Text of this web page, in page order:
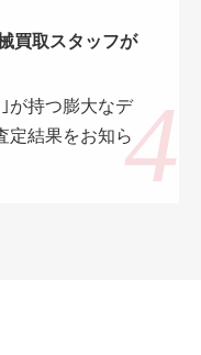
買取スタッフが
が持つ膨大なデ
定結果をお知ら